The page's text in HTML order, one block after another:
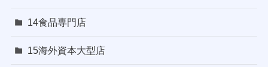
14食品専門店
15海外資本大型店